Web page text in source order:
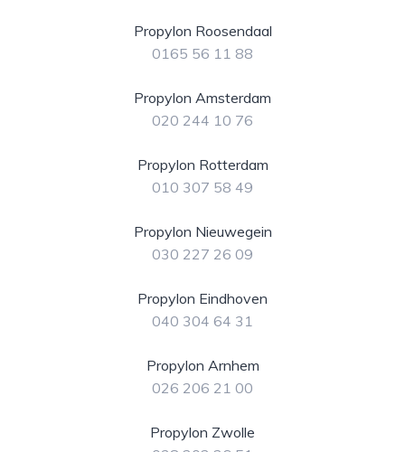
Propylon Roosendaal
0165 56 11 88
Propylon Amsterdam
020 244 10 76
Propylon Rotterdam
010 307 58 49
Propylon Nieuwegein
030 227 26 09
Propylon Eindhoven
040 304 64 31
Propylon Arnhem
026 206 21 00
Propylon Zwolle